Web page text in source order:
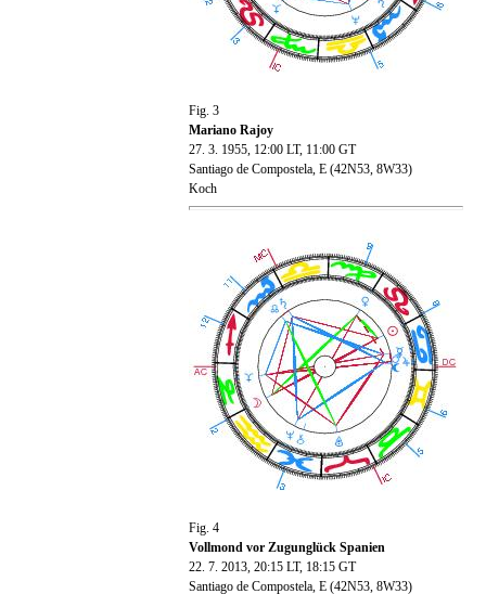
Fig. 3
Mariano Rajoy
27. 3. 1955, 12:00 LT, 11:00 GT
Santiago de Compostela, E (42N53, 8W33)
Koch
Fig. 4
Vollmond vor Zugunglück Spanien
22. 7. 2013, 20:15 LT, 18:15 GT
Santiago de Compostela, E (42N53, 8W33)